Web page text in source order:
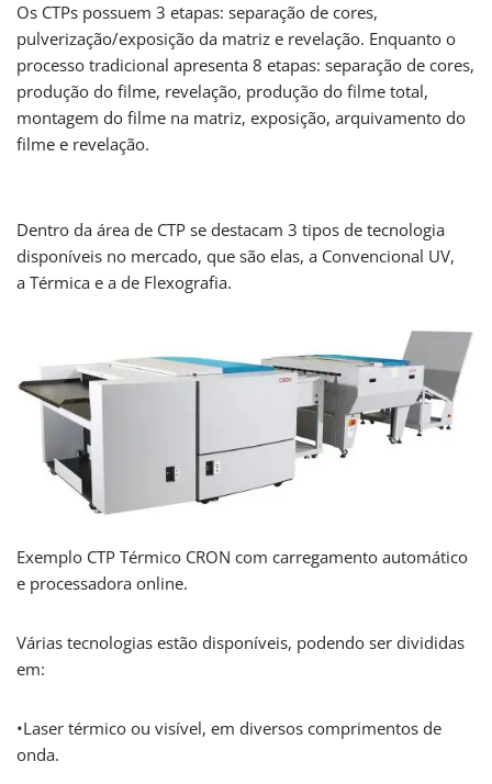
Os CTPs possuem 3 etapas: separação de cores,
pulverização/exposição da matriz e revelação. Enquanto o
processo tradicional apresenta 8 etapas: separação de cores,
produção do filme, revelação, produção do filme total,
montagem do filme na matriz, exposição, arquivamento do
filme e revelação.
Dentro da área de CTP se destacam 3 tipos de tecnologia
disponíveis no mercado, que são elas, a Convencional UV,
a Térmica e a de Flexografia.
Exemplo CTP Térmico CRON com carregamento automático
e processadora online.
Várias tecnologias estão disponíveis, podendo ser divididas
em:
•Laser térmico ou visível, em diversos comprimentos de
onda.